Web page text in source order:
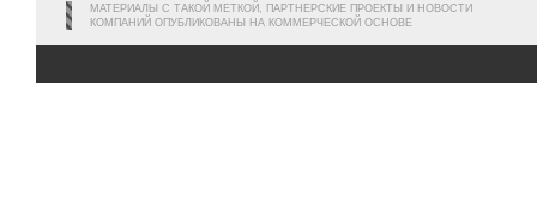
МАТЕРИАЛЫ С ТАКОЙ МЕТКОЙ, ПАРТНЕРСКИЕ ПРОЕКТЫ И НОВОСТИ
КОМПАНИЙ ОПУБЛИКОВАНЫ НА КОММЕРЧЕСКОЙ ОСНОВЕ